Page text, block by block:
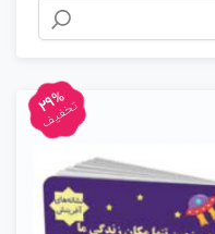
29%
تخفیف